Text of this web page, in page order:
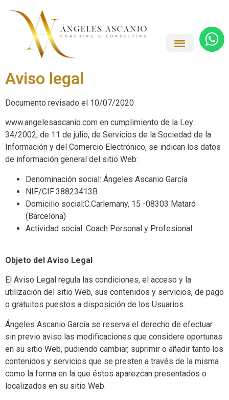
Aviso legal
Documento revisado el 10/07/2020
www.angelesascanio.com en cumplimiento de la Ley
34/2002, de 11 de julio, de Servicios de la Sociedad de la
Información y del Comercio Electrónico, se indican los datos
de información general del sitio Web:
Denominación social: Ángeles Ascanio García
NIF/CIF:38823413B
Domicilio social:C.Carlemany, 15 -08303 Mataró
(Barcelona)
Actividad social: Coach Personal y Profesional
Objeto del Aviso Legal
El Aviso Legal regula las condiciones, el acceso y la
utilización del sitio Web, sus contenidos y servicios, de pago
o gratuitos puestos a disposición de los Usuarios.
Ángeles Ascanio García se reserva el derecho de efectuar
sin previo aviso las modificaciones que considere oportunas
en su sitio Web, pudiendo cambiar, suprimir o añadir tanto los
contenidos y servicios que se presten a través de la misma
como la forma en la que éstos aparezcan presentados o
localizados en su sitio Web.